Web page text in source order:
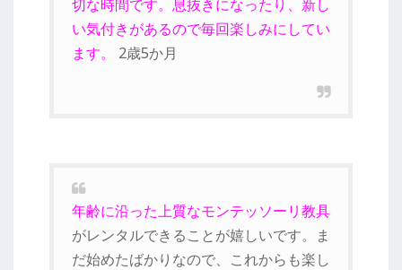
切な時間です。息抜きになったり、新し
い気付きがあるので毎回楽しみにしてい
ます。
2歳5か月
年齢に沿った上質なモンテッソーリ教具
がレンタルできることが嬉しいです。ま
だ始めたばかりなので、これからも楽し